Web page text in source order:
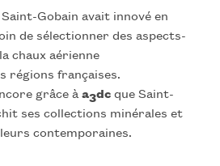
Gobain avait innové en
de sélectionner des aspects-
chaux aérienne
régions françaises.
grâce à a3dcque Saint-
ses collections minérales et
contemporaines.